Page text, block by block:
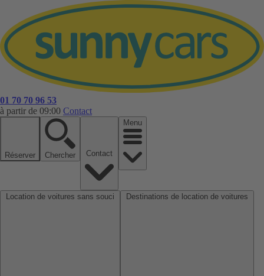
01 70 70 96 53
à partir de 09:00 Contact
Réserver Chercher
Menu